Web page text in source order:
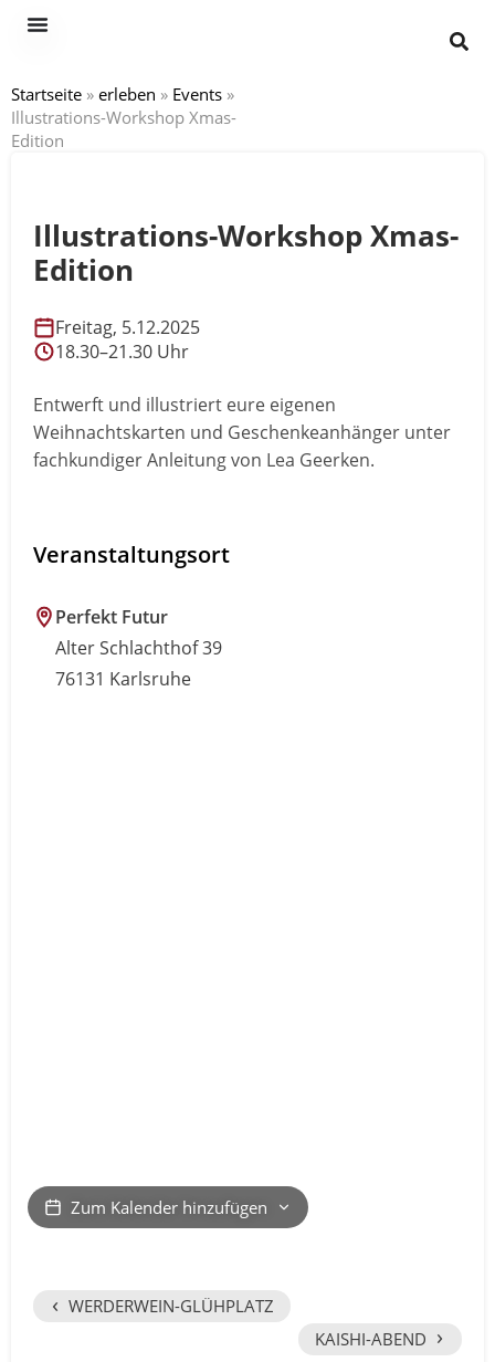
Startseite » erleben » Events »
Illustrations-Workshop Xmas-
Edition
Illustrations-Workshop Xmas-
Edition
Freitag, 5.12.2025
18.30–21.30 Uhr
Entwerft und illustriert eure eigenen
Weihnachtskarten und Geschenkeanhänger unter
fachkundiger Anleitung von Lea Geerken.
Veranstaltungsort
Perfekt Futur
Alter Schlachthof 39
76131 Karlsruhe
Zum Kalender hinzufügen
‹ WERDERWEIN-GLÜHPLATZ
KAISHI-ABEND ›